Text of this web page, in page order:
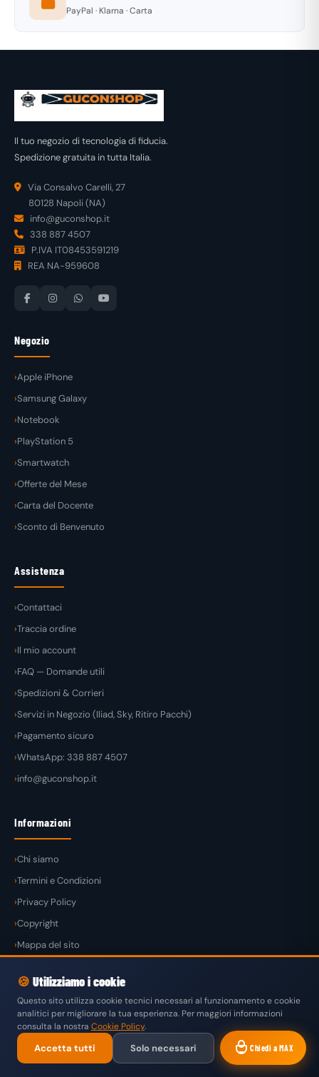
PayPal · Klarna · Carta
Il tuo negozio di tecnologia di fiducia.
Spedizione gratuita in tutta Italia.
Via Consalvo Carelli, 27
80128 Napoli (NA)
info@guconshop.it
338 887 4507
P.IVA IT08453591219
REA NA-959608
Negozio
Apple iPhone
Samsung Galaxy
Notebook
PlayStation 5
Smartwatch
Offerte del Mese
Carta del Docente
Sconto di Benvenuto
Assistenza
Contattaci
Traccia ordine
Il mio account
FAQ — Domande utili
Spedizioni & Corrieri
Servizi in Negozio (Iliad, Sky, Ritiro Pacchi)
Pagamento sicuro
WhatsApp: 338 887 4507
info@guconshop.it
Informazioni
Chi siamo
Termini e Condizioni
Privacy Policy
Copyright
Mappa del sito
© 2026 GuconShopdi Guglielmo Conte — Tutti i diritti riservati.
VISA MASTERCARD PAYPAL KLARNA SATISPAY
BONIFICO Chiedi a MAX
🍪 Utilizziamo i cookie
Questo sito utilizza cookie tecnici necessari al funzionamento e cookie
analitici per migliorare la tua esperienza. Per maggiori informazioni
consulta la nostra Cookie Policy.
Accetta tutti Solo necessari